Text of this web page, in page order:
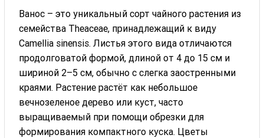
Ванос – это уникальный сорт чайного растения из
семейства Theaceae, принадлежащий к виду
Camellia sinensis. Листья этого вида отличаются
продолговатой формой, длиной от 4 до 15 см и
шириной 2–5 см, обычно с слегка заостренными
краями. Растение растёт как небольшое
вечнозеленое дерево или куст, часто
выращиваемый при помощи обрезки для
формирования компактного куска. Цветы